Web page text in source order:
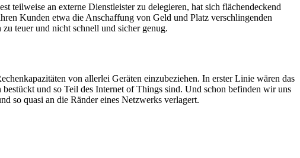
teilweise an externe Dienstleister zu delegieren, hat sich flächendeckend
Kunden etwa die Anschaffung von Geld und Platz verschlingenden
teuer und nicht schnell und sicher genug.
von allerlei Geräten einzubeziehen. In erster Linie wären das
und so Teil des Internet of Things sind. Und schon befinden wir uns
so quasi an die Ränder eines Netzwerks verlagert.